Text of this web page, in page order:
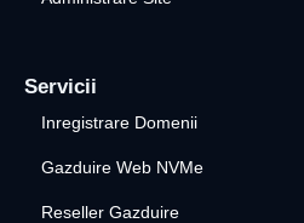
Servicii
Inregistrare Domenii
Gazduire Web NVMe
Reseller Gazduire